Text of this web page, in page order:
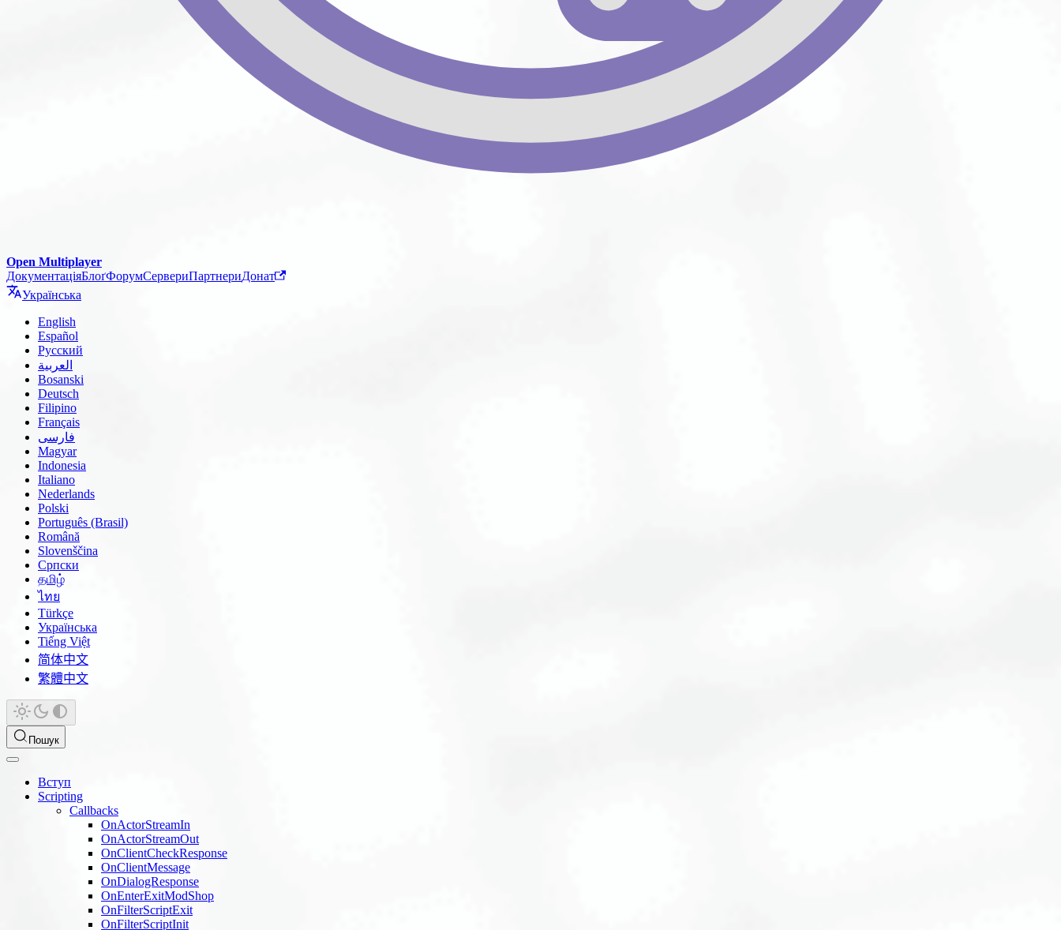
Open Multiplayer
ДокументаціяБлоґФорумСервериПартнериДонат
Українська
English
Español
Русский
العربية
Bosanski
Deutsch
Filipino
Français
فارسی
Magyar
Indonesia
Italiano
Nederlands
Polski
Português (Brasil)
Română
Slovenščina
Српски
தமிழ்
ไทย
Türkçe
Українська
Tiếng Việt
简体中文
繁體中文
Пошук
Вступ
Scripting
Callbacks
OnActorStreamIn
OnActorStreamOut
OnClientCheckResponse
OnClientMessage
OnDialogResponse
OnEnterExitModShop
OnFilterScriptExit
OnFilterScriptInit